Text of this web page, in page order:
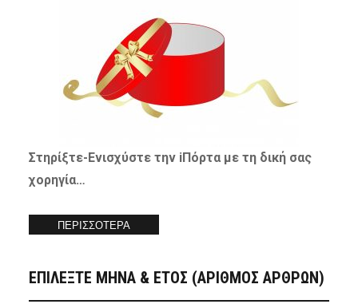
Στηρίξτε-Ενισχύστετην iΠόρτα με τη δική σας
χορηγία…
ΠΕΡΙΣΣΟΤΕΡΑ
ΕΠΙΛΕΞΤΕ ΜΗΝΑ & ΕΤΟΣ (ΑΡΙΘΜΟΣ ΑΡΘΡΩΝ)